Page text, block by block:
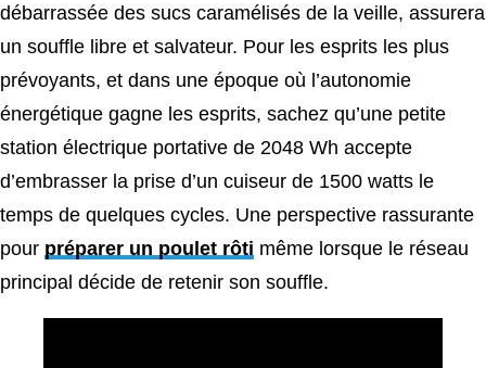
débarrassée des sucs caramélisés de la veille, assurera
un souffle libre et salvateur. Pour les esprits les plus
prévoyants, et dans une époque où l’autonomie
énergétique gagne les esprits, sachez qu’une petite
station électrique portative de 2048 Wh accepte
d’embrasser la prise d’un cuiseur de 1500 watts le
temps de quelques cycles. Une perspective rassurante
pour préparer un poulet rôti même lorsque le réseau
principal décide de retenir son souffle.